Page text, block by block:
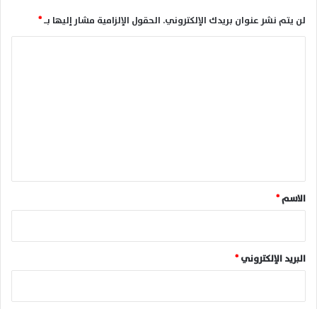
لن يتم نشر عنوان بريدك الإلكتروني. الحقول الإلزامية مشار إليها بـ*
*
الاسم*
البريد الإلكتروني*